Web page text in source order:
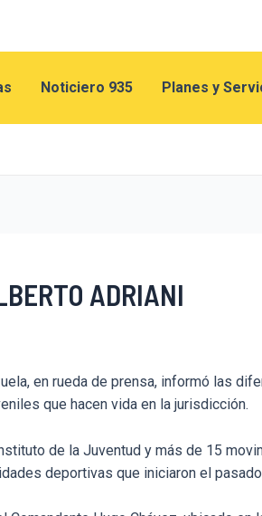
Noticiero 935 Planes y
ADRIANI
en rueda de prensa, informó las
que hacen vida en la jurisdicción.
de la Juventud y más de 15
deportivas que iniciaron el